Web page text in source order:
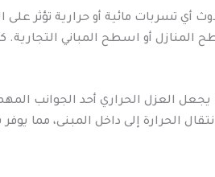
أي تسربات مائية أو حرارية تؤثر
أو اسطح المباني التجارية.
العزل الحراري أحد الجوانب
الحرارة إلى داخل المبنى، مما يوفر